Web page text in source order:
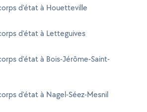
d'état à Houetteville
d'état à Letteguives
d'état à Bois-Jérôme-Saint-
d'état à Nagel-Séez-Mesnil